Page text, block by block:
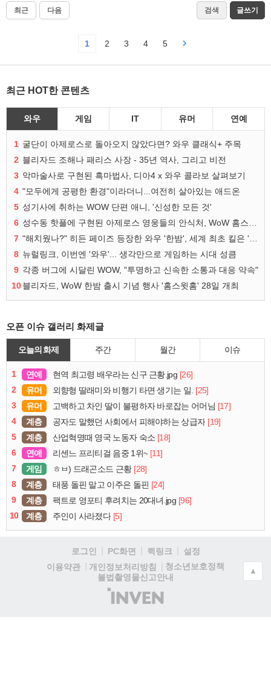
최근 다음 검색 글쓰기
1 2 3 4 5
최근 HOT한 콘텐츠
와우 게임 IT 유머 연예
1 굴단이 아제로스로 돌아오지 않았다면? 와우 클래식+ 주목
2 블리자드 조해나 패리스 사장 - 35년 역사, 그리고 비전
3 악마술사로 구현된 흑마법사, 디아4 x 와우 콜라보 살펴보기
4 "모두에게 공평한 환경"이라더니...여전히 살아있는 애드온
5 성기사에 취하는 WOW 단편 애니, '신성한 모든 것'
6
7
8 뉴럴링크, 이번엔 '와우'... 생각만으로 게임하는 시대 성큼
9 각종 버그에 시달린 WOW, "투명하고 신속한 소통과 대응 약속"
10블리자드, WoW 한밤 출시 기념 행사 '홈스윗홈' 28일 개최
오픈 이슈 갤러리 화제글
오늘의 화제 주간 월간 이슈
1 연예 현역 최고령 배우라는 신구 근황.jpg [26]
2
유머 외향형 딸래미와 비행기 타면 생기는 일. [25]
3
유머 고백하고 차인 딸이 불평하자 바로잡는 어머님 [17]
4
계층 공자도 말했던 사회에서 피해야하는 상급자 [19]
5
계층 산업혁명때 영국 노동자 숙소 [18]
6
연예 리센느 프리티걸 음중 1위~ [11]
7
게임 ㅎㅂ) 드래곤소드 근황 [28]
8
계층 태풍 돌핀 말고 이주은 돌핀 [24]
9
계층 팩트로 영포티 후려치는 20대녀.jpg [96]
10
계층 주인이 사라졌다 [5]
로그인 PC화면 퀵링크
설정
이용약관
개인정보처리방침
청소년보호정책
불법촬영물신고안내
(주)
인
▲